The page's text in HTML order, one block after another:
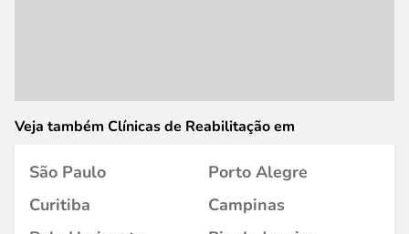
Veja também Clínicas de Reabilitação em
São Paulo
Porto Alegre
Curitiba
Campinas